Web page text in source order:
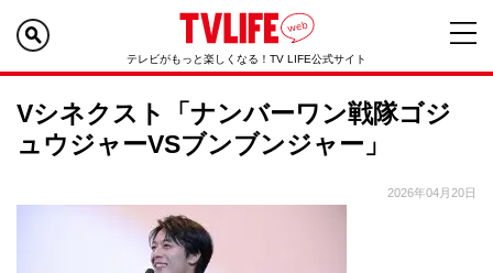
テレビがもっと楽しくなる！TV LIFE公式サイト
Vシネクスト「ナンバーワン戦隊ゴジ
ュウジャーVSブンブンジャー」
2026年04月20日